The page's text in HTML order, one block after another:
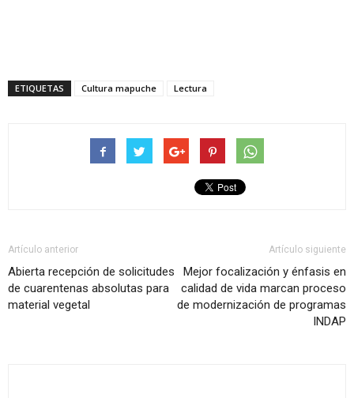
ETIQUETAS Cultura mapuche Lectura
Artículo anterior
Abierta recepción de solicitudes
de cuarentenas absolutas para
material vegetal
Artículo siguiente
Mejor focalización y énfasis en
calidad de vida marcan proceso
de modernización de programas
INDAP